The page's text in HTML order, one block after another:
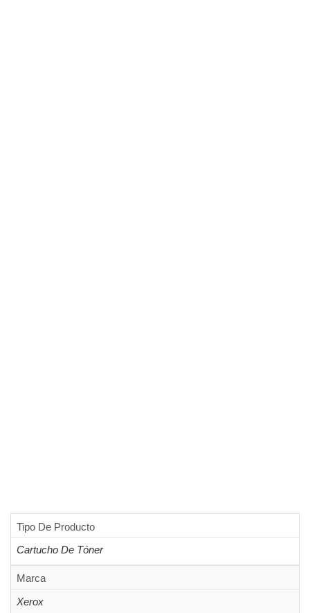
Tipo De Producto
Cartucho De Tóner
Marca
Xerox